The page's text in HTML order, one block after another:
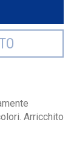
Arricchito